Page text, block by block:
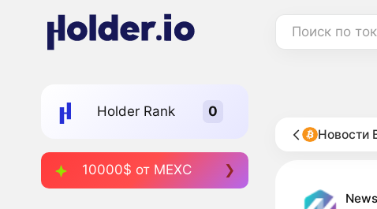
Поиск по
Holder Rank
10000$ от MEXC
Новости